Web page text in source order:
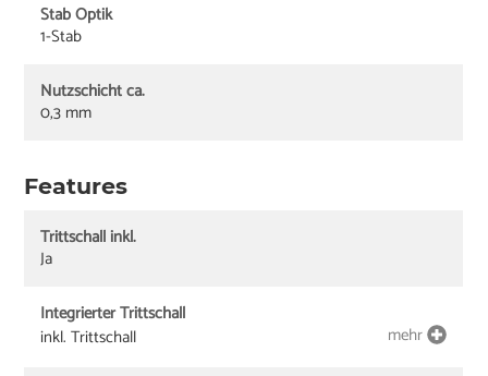
Stab Optik
1-Stab
Nutzschicht ca.
0,3 mm
Features
Trittschall inkl.
Ja
Integrierter Trittschall
inkl. Trittschall
mehr